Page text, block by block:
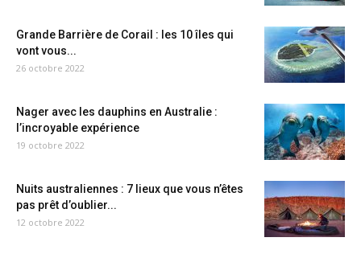
Grande Barrière de Corail : les 10 îles qui
vont vous...
26 octobre 2022
Nager avec les dauphins en Australie :
l’incroyable expérience
19 octobre 2022
Nuits australiennes : 7 lieux que vous n’êtes
pas prêt d’oublier...
12 octobre 2022